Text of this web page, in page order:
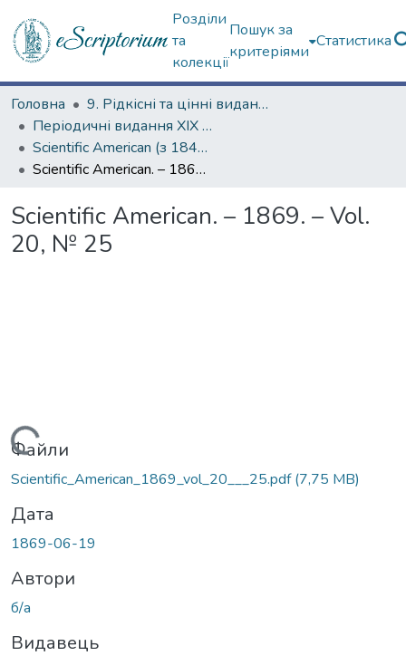
Розділи
та
колекції
Пошук за
критеріями
Статистика
Головна
9. Рідкісні та цінні видання
Періодичні видання ХІХ ст.
Scientific American (з 1845 р.)
Scientific American. – 1869. – Vol. 20, № 25
Scientific American. – 1869. – Vol.
20, № 25
Вантажиться...
Файли
Scientific_American_1869_vol_20___25.pdf(7,75 MB)
Дата
1869-06-19
Автори
б/а
Видавець